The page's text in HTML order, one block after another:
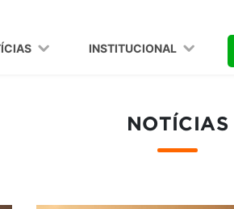
INSTITUCIONAL
NOTÍCIAS